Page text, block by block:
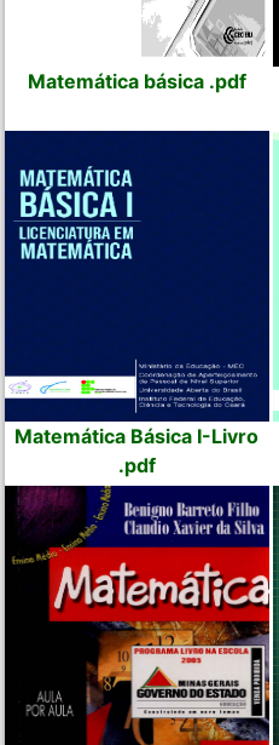
Matemática básica .pdf
Matemática Básica I-Livro
.pdf